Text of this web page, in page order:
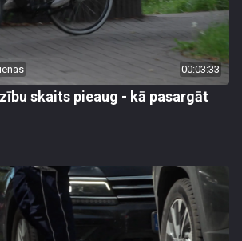
00:03:33
skaits pieaug - kā pasargāt